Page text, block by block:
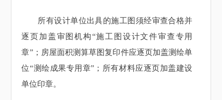
所有设计单位出具的施工图须经审查合格并
逐页加盖审图机构“施工图设计文件审查专用
章”；房屋面积测算草图复印件应逐页加盖测绘单
位“测绘成果专用章”；所有材料应逐页加盖建设
单位印章。